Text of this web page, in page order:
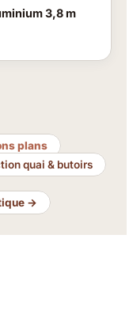
3,8 m
plans
quai & butoirs
→